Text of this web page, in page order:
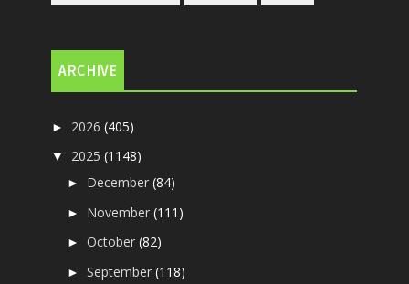
ARCHIVE
► 2026(405)
▼ 2025(1148)
► December(84)
► November(111)
►October(82)
►September(118)